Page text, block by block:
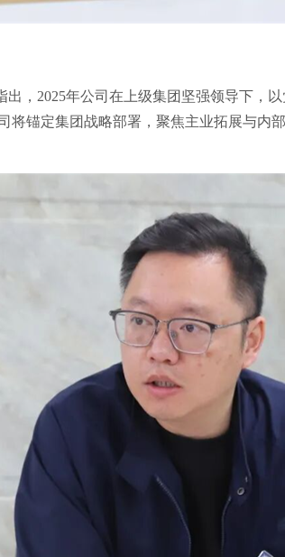
，2025年公司在上级集团坚强领导下，
将锚定集团战略部署，聚焦主业拓展与